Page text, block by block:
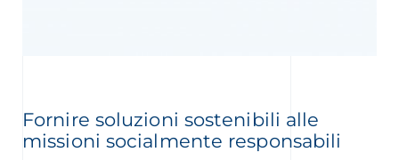
Fornire soluzioni sostenibili alle
missioni socialmente responsabili